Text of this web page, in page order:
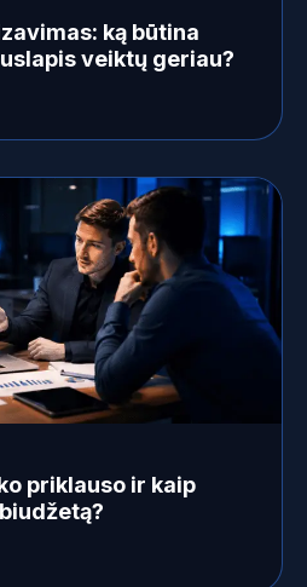
ką būtina
veiktų geriau?
priklauso ir kaip